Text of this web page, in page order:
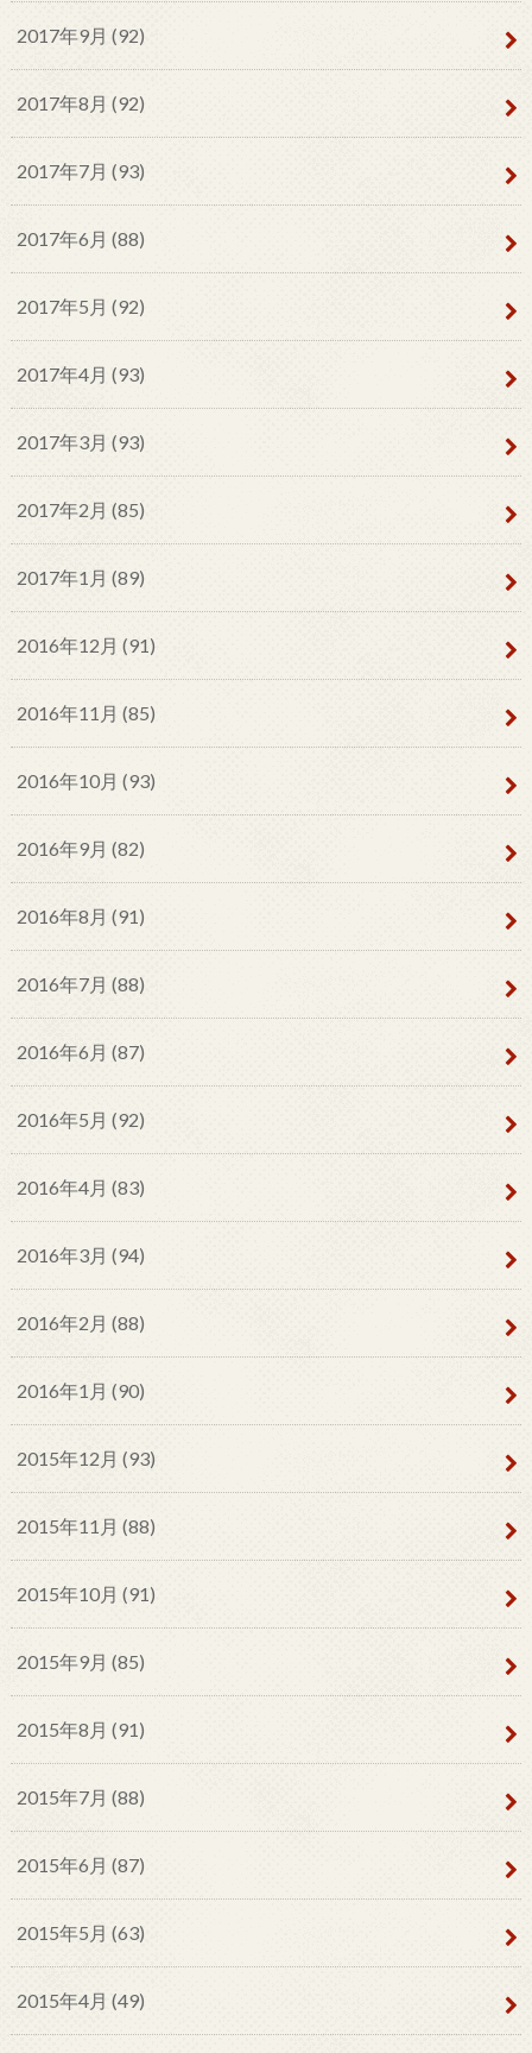
2017年9月 (92)
2017年8月 (92)
2017年7月 (93)
2017年6月 (88)
2017年5月 (92)
2017年4月 (93)
2017年3月 (93)
2017年2月 (85)
2017年1月 (89)
2016年12月 (91)
2016年11月 (85)
2016年10月 (93)
2016年9月 (82)
2016年8月 (91)
2016年7月 (88)
2016年6月 (87)
2016年5月 (92)
2016年4月 (83)
2016年3月 (94)
2016年2月 (88)
2016年1月 (90)
2015年12月 (93)
2015年11月 (88)
2015年10月 (91)
2015年9月 (85)
2015年8月 (91)
2015年7月 (88)
2015年6月 (87)
2015年5月 (63)
2015年4月 (49)